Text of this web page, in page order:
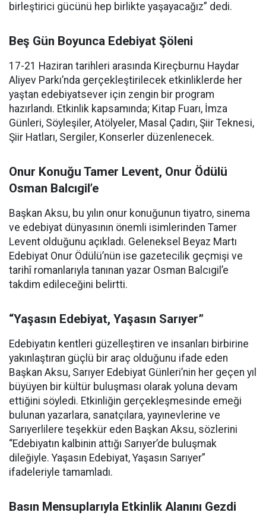
birleştirici gücünü hep birlikte yaşayacağız” dedi.
Beş Gün Boyunca Edebiyat Şöleni
17-21 Haziran tarihleri arasında Kireçburnu Haydar
Aliyev Parkı’nda gerçekleştirilecek etkinliklerde her
yaştan edebiyatsever için zengin bir program
hazırlandı. Etkinlik kapsamında; Kitap Fuarı, İmza
Günleri, Söyleşiler, Atölyeler, Masal Çadırı, Şiir Teknesi,
Şiir Hatları, Sergiler, Konserler düzenlenecek.
Onur Konuğu Tamer Levent, Onur Ödülü
Osman Balcıgil’e
Başkan Aksu, bu yılın onur konuğunun tiyatro, sinema
ve edebiyat dünyasının önemli isimlerinden Tamer
Levent olduğunu açıkladı. Geleneksel Beyaz Martı
Edebiyat Onur Ödülü’nün ise gazetecilik geçmişi ve
tarihî romanlarıyla tanınan yazar Osman Balcıgil’e
takdim edileceğini belirtti.
“Yaşasın Edebiyat, Yaşasın Sarıyer”
Edebiyatın kentleri güzelleştiren ve insanları birbirine
yakınlaştıran güçlü bir araç olduğunu ifade eden
Başkan Aksu, Sarıyer Edebiyat Günleri’nin her geçen yıl
büyüyen bir kültür buluşması olarak yoluna devam
ettiğini söyledi. Etkinliğin gerçekleşmesinde emeği
bulunan yazarlara, sanatçılara, yayınevlerine ve
Sarıyerlilere teşekkür eden Başkan Aksu, sözlerini
“Edebiyatın kalbinin attığı Sarıyer’de buluşmak
dileğiyle. Yaşasın Edebiyat, Yaşasın Sarıyer”
ifadeleriyle tamamladı.
Basın Mensuplarıyla Etkinlik Alanını Gezdi